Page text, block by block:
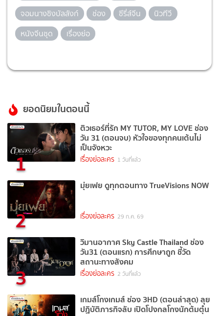
จอมนางชิงบัลลังก์ ช่อง ซีรี่ส์จีน
นิวทีวี
หนังจีนชุด
เรื่องย่อ
ยอดนิยมในตอนนี้
1
ติวเธอร์ที่รัก MY TUTOR, MY LOVE ช่อง
วัน 31 (ตอนจบ) หัวใจของทุกคนเต้นไม่
เป็นจังหวะ
เรื่องย่อละคร 1 วันที่แล้ว
2
มุ่ยเฟย ดูทุกตอนทาง TrueVisions NOW
เรื่องย่อละคร 29 ก.ค. 69
3
วิมานอากาศ Sky Castle Thailand ช่อง
วัน31 (ตอนแรก) การศึกษาถูก ชี้วัด
สถานะทางสังคม
เรื่องย่อละคร 2 วันที่แล้ว
เกมส์โกงเกมส์ ช่อง 3HD (ตอนล่าสุด) ลุย
ปฏิบัติภารกิจลับ เปิดโปงกลโกงนักต้มตุ๋น